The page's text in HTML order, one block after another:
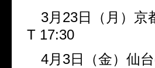
3月 23日（月）京
T 17:30
4月 3日（金）仙台